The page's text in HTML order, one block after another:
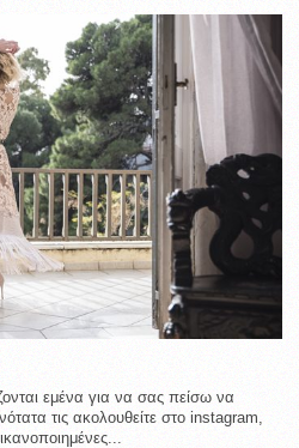
εμένα για να σας πείσω να
τις ακολουθείτε στο instagram,